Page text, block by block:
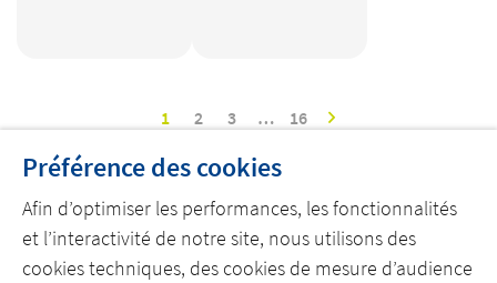
1 2 3 … 16
Préférence des cookies
Afin d’optimiser les performances, les fonctionnalités
et l’interactivité de notre site, nous utilisons des
cookies techniques, des cookies de mesure d’audience